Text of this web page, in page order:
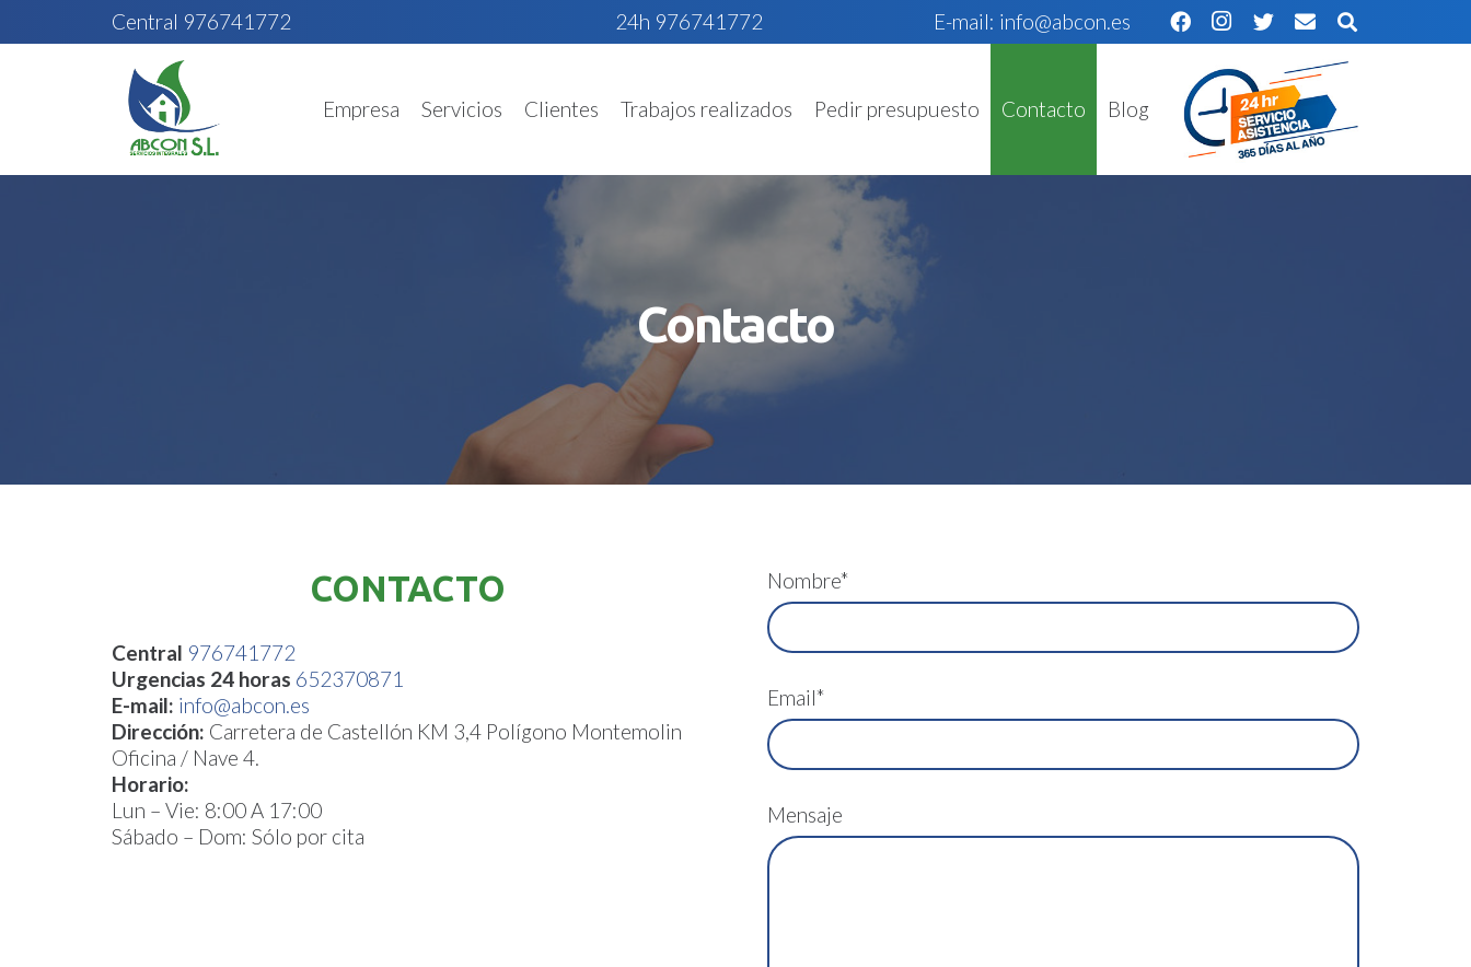
Central 976741772 24h 976741772 E-mail: info@abcon.es
Empresa Servicios Clientes Trabajos realizados Pedir presupuesto Contacto Blog
Contacto
CONTACTO
Central 976741772
Urgencias 24 horas 652370871
E-mail: info@abcon.es
Dirección: Carretera de Castellón KM 3,4 Polígono Montemolin
Oficina / Nave 4.
Horario:
Lun – Vie: 8:00 A 17:00
Sábado – Dom: Sólo por cita
Nombre*
Email*
Mensaje